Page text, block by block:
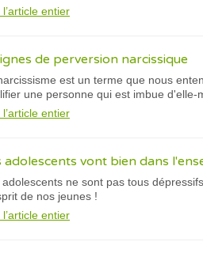
l’article entier
de perversion narcissique
est un terme que nous
une personne qui est imbue
l’article entier
adolescents vont bien dans
adolescents ne sont pas tous
de nos jeunes !
l’article entier